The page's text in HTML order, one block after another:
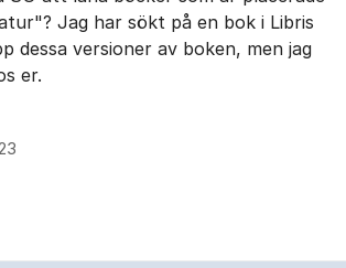
Jag har sökt på en bok i Libris
dessa versioner av boken, men jag
er.